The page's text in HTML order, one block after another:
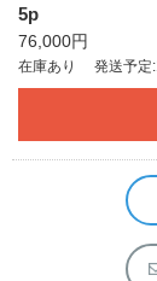
5p
76,000円
在庫あり 発送予定